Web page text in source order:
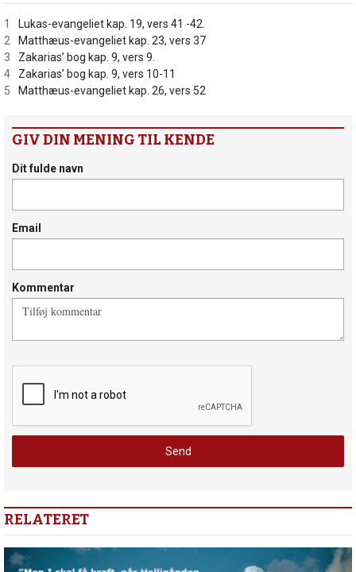
1
Lukas-evangeliet kap. 19, vers 41 -42.
2
Matthæus-evangeliet kap. 23, vers 37
3
Zakarias’ bog kap. 9, vers 9.
4
Zakarias’ bog kap. 9, vers 10-11
5
Matthæus-evangeliet kap. 26, vers 52
GIV DIN MENING TIL KENDE
Dit fulde navn
Email
Kommentar
RELATERET